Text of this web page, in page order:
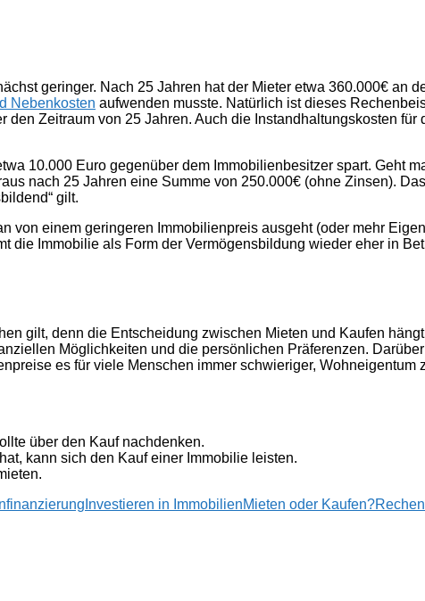
geringer. Nach 25 Jahren hat der Mieter etwa 360.000€ an
Nebenkosten aufwenden musste. Natürlich ist dieses
Zeitraum von 25 Jahren. Auch die Instandhaltungskosten für
10.000 Euro gegenüber dem Immobilienbesitzer spart. Geht
nach 25 Jahren eine Summe von 250.000€ (ohne Zinsen).
gilt.
von einem geringeren Immobilienpreis ausgeht (oder mehr
die Immobilie als Form der Vermögensbildung wieder eher in
gilt, denn die Entscheidung zwischen Mieten und Kaufen
Möglichkeiten und die persönlichen Präferenzen.
es für viele Menschen immer schwieriger, Wohneigentum
über den Kauf nachdenken.
kann sich den Kauf einer Immobilie leisten.
Investieren in ImmobilienMieten oder Kaufen?